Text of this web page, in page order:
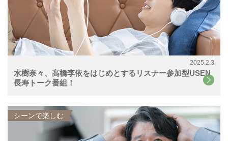
2025.2.3
水樹奈々、高橋李依をはじめとするリスナー参加型USEN
長寿トーク番組！
シーンで楽しむ